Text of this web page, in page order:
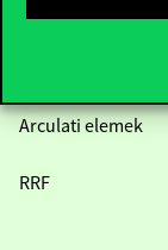
Arculati elemek
RRF